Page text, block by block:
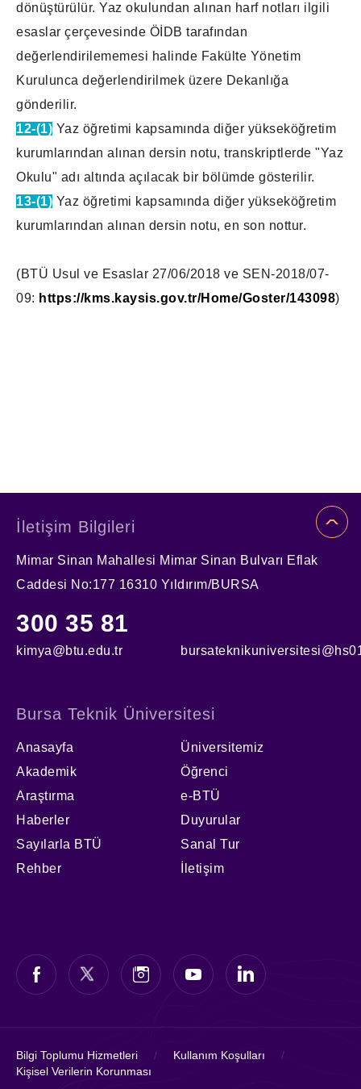
dönüştürülür. Yaz okulundan alınan harf notları ilgili
esaslar çerçevesinde ÖİDB tarafından
değerlendirilememesi halinde Fakülte Yönetim
Kurulunca değerlendirilmek üzere Dekanlığa
gönderilir.
12-(1) Yaz öğretimi kapsamında diğer yükseköğretim
kurumlarından alınan dersin notu, transkriptlerde "Yaz
Okulu" adı altında açılacak bir bölümde gösterilir.
13-(1) Yaz öğretimi kapsamında diğer yükseköğretim
kurumlarından alınan dersin notu, en son nottur.
(BTÜ Usul ve Esaslar 27/06/2018 ve SEN-2018/07-
09: https://kms.kaysis.gov.tr/Home/Goster/143098)
İletişim Bilgileri
Mimar Sinan Mahallesi Mimar Sinan Bulvarı Eflak
Caddesi No:177 16310 Yıldırım/BURSA
300 35 81
kimya@btu.edu.tr
Bursa Teknik Üniversitesi
Anasayfa
Üniversitemiz
Akademik
Öğrenci
Araştırma
e-BTÜ
Haberler
Duyurular
Sayılarla BTÜ
Sanal Tur
Rehber
İletişim
Bilgi Toplumu Hizmetleri / Kullanım Koşulları
/
Kişisel Verilerin Korunması